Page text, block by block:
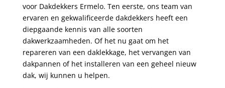
voor Dakdekkers Ermelo. Ten eerste, ons team van
ervaren en gekwalificeerde dakdekkers heeft een
diepgaande kennis van alle soorten
dakwerkzaamheden. Of het nu gaat om het
repareren van een daklekkage, het vervangen van
dakpannen of het installeren van een geheel nieuw
dak, wij kunnen u helpen.